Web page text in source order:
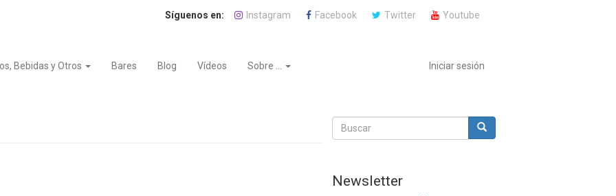
Instagram Facebook Twitter Youtube
Bebidas y Otros Bares Blog Vídeos Sobre ... Iniciar sesión
Buscar
Buscar Buscar
Newsletter